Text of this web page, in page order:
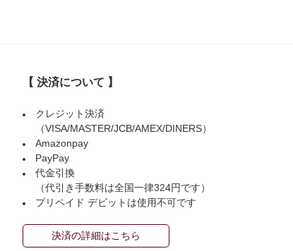
【 決済について 】
クレジット決済
（VISA/MASTER/JCB/AMEX/DINERS）
Amazonpay
PayPay
代金引換
（代引き手数料は全国一律324円です）
プリペイド デビットは使用不可です
決済の詳細はこちら